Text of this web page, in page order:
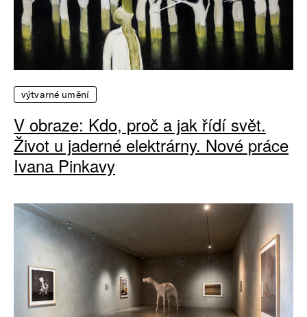
výtvarné umění
V obraze: Kdo, proč a jak řídí svět.
Život u jaderné elektrárny. Nové práce
Ivana Pinkavy